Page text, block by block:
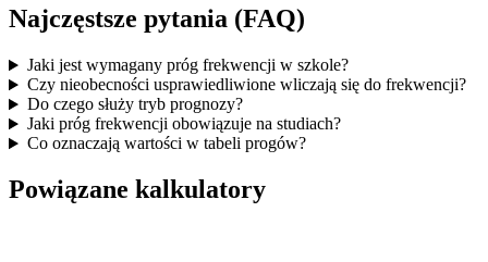
Najczęstsze pytania (FAQ)
Jaki jest wymagany próg frekwencji w szkole?
Czy nieobecności usprawiedliwione wliczają się do frekwencji?
Do czego służy tryb prognozy?
Jaki próg frekwencji obowiązuje na studiach?
Co oznaczają wartości w tabeli progów?
Powiązane kalkulatory